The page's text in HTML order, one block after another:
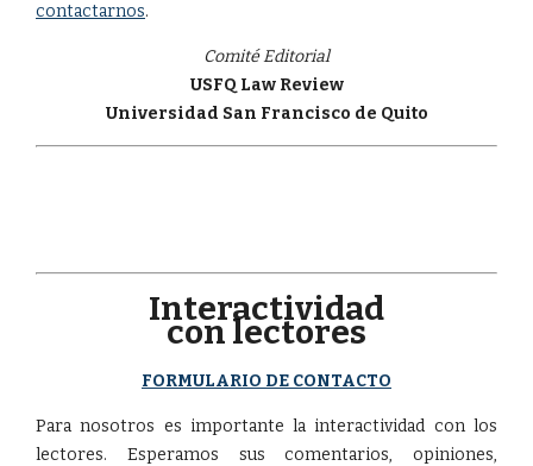
contactarnos.
Comité Editorial
USFQ Law Review
Universidad San Francisco de Quito
Interactividad
con lectores
FORMULARIO DE CONTACTO
Para nosotros es importante la interactividad con los
lectores. Esperamos sus comentarios, opiniones,